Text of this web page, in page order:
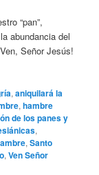
“pan”,
abundancia del
Señor Jesús!
,aniquilará la
,hambre
de los panes y
,
,Santo
,Ven Señor